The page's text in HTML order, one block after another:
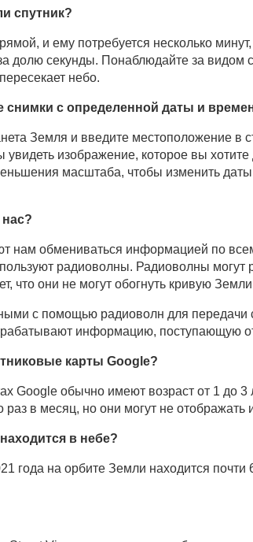
спутник?
и ему потребуется несколько
долю секунды. Понаблюдайте за видом
небо.
снимки с определенной даты и
Земля и введите местоположение в
увидеть изображение, которое вы
масштаба, чтобы изменить
нам обмениваться информацией по
радиоволны. Радиоволны могут
что они не могут обогнуть кривую
с помощью радиоволн для передачи
информацию, поступающую
карты Google?
Google обычно имеют возраст от 1 до
в месяц, но они могут не
в небе?
года на орбите Земли находится почти